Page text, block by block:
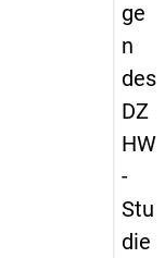
ge
n
des
DZ
HW
-
Stu
die